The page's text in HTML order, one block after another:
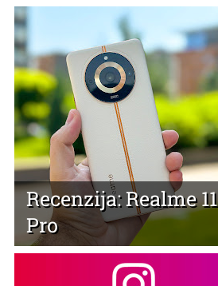
Recenzija: Realme 11
Pro